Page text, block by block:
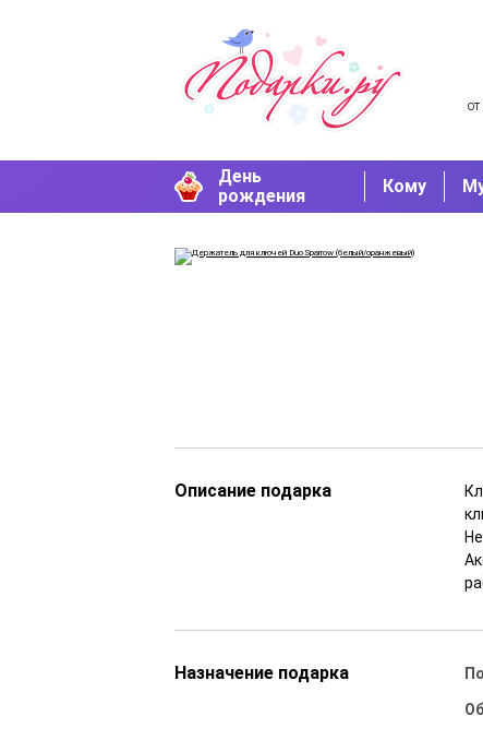
День
рождения
Кому
Описание подарка
Назначение подарка